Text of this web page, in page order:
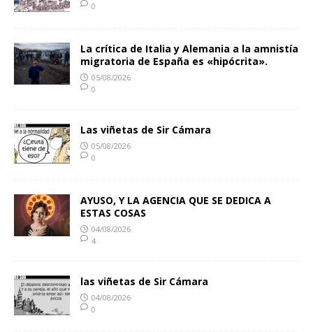
0
La crítica de Italia y Alemania a la amnistía
migratoria de España es «hipócrita».
05/08/2026
0
Las viñetas de Sir Cámara
05/08/2026
0
AYUSO, Y LA AGENCIA QUE SE DEDICA A
ESTAS COSAS
04/08/2026
4
las viñetas de Sir Cámara
04/08/2026
0